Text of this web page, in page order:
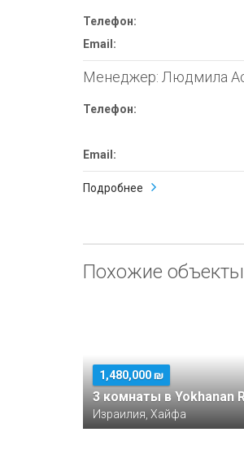
Телефон:
Email:
Менеджер: Людмила
Телефон:
Email:
Подробнее
Похожие
1,480,000 ₪
3 комнаты в Yokhanan
Израилия, Хайфа